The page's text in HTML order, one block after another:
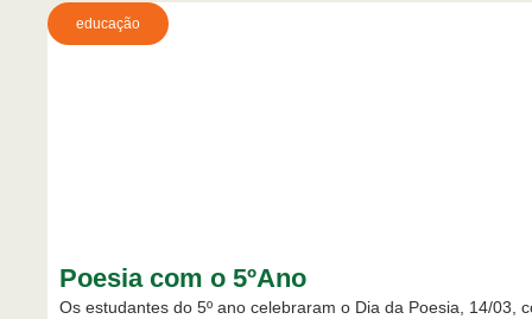
educação
Poesia com o 5ºAno
Os estudantes do 5º ano celebraram o Dia da Poesia, 14/